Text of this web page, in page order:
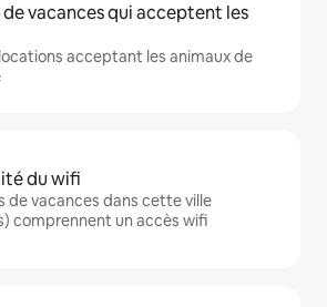
vacances qui acceptent les
acceptant les animaux de
du wifi
de vacances dans cette ville
comprennent un accès wifi